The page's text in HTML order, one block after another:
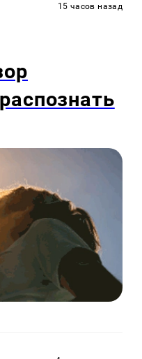
15 часов назад